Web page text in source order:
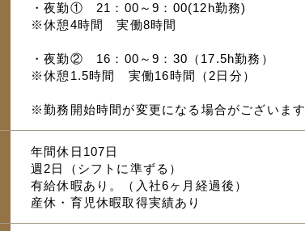
・夜勤① 21：00～9：00(12h勤務)
※休憩4時間 実働8時間
・夜勤② 16：00～9：30（17.5h勤務）
※休憩1.5時間 実働16時間（2日分）
※勤務開始時間が変更になる場合がございます
年間休日107日
週2日（シフトに準ずる）
有給休暇あり。（入社6ヶ月経過後）
産休・育児休暇取得実績あり